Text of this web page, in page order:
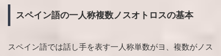
スペイン語の一人称複数ノスオトロスの基本
スペイン語では話し手を表す一人称単数がヨ、複数がノス